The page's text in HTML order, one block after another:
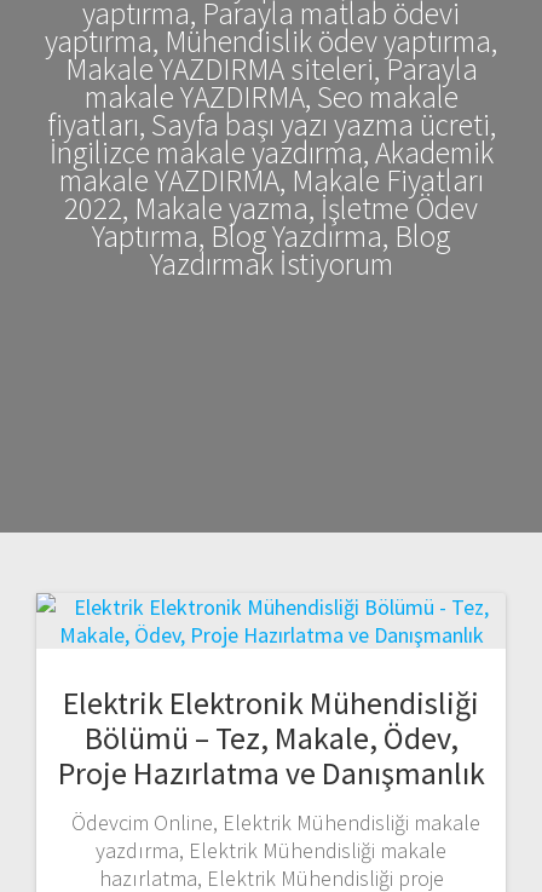
yaptırma, Parayla matlab ödevi
yaptırma, Mühendislik ödev yaptırma,
Makale YAZDIRMA siteleri, Parayla
makale YAZDIRMA, Seo makale
fiyatları, Sayfa başı yazı yazma ücreti,
İngilizce makale yazdırma, Akademik
makale YAZDIRMA, Makale Fiyatları
2022, Makale yazma, İşletme Ödev
Yaptırma, Blog Yazdırma, Blog
Yazdırmak İstiyorum
Elektrik Elektronik Mühendisliği
Bölümü – Tez, Makale, Ödev,
Proje Hazırlatma ve Danışmanlık
Ödevcim Online, Elektrik Mühendisliği makale
yazdırma, Elektrik Mühendisliği makale
hazırlatma, Elektrik Mühendisliği proje